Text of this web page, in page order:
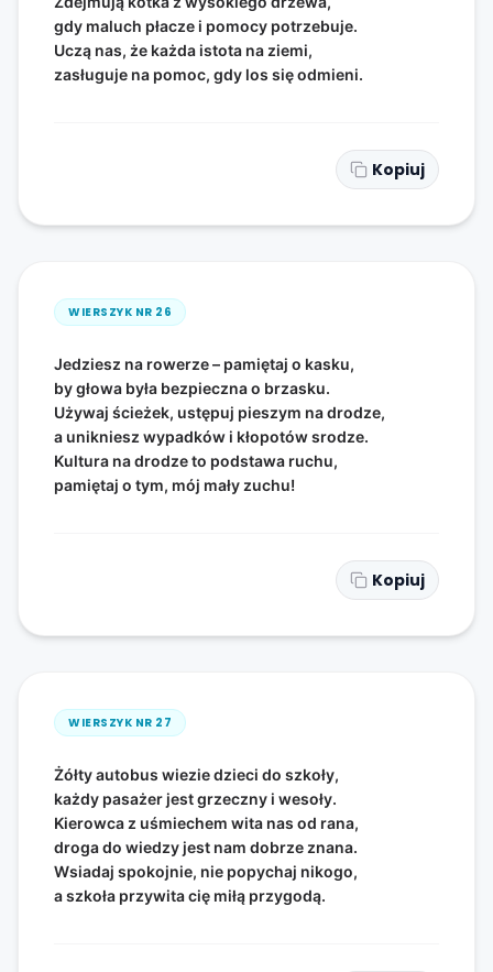
gdy maluch płacze i pomocy potrzebuje.
Uczą nas, że każda istota na ziemi,
zasługuje na pomoc, gdy los się odmieni.
Kopiuj
WIERSZYK NR 26
Jedziesz na rowerze – pamiętaj o kasku,
by głowa była bezpieczna o brzasku.
Używaj ścieżek, ustępuj pieszym na drodze,
a unikniesz wypadków i kłopotów srodze.
Kultura na drodze to podstawa ruchu,
pamiętaj o tym, mój mały zuchu!
Kopiuj
WIERSZYK NR 27
Żółty autobus wiezie dzieci do szkoły,
każdy pasażer jest grzeczny i wesoły.
Kierowca z uśmiechem wita nas od rana,
droga do wiedzy jest nam dobrze znana.
Wsiadaj spokojnie, nie popychaj nikogo,
a szkoła przywita cię miłą przygodą.